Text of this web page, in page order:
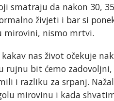
smatraju da nakon 30,
živjeti i bar si
mirovini, nismo mrtvi.
nas život očekuje
rujnu bit ćemo
i razliku za srpanj.
mirovinu i kada